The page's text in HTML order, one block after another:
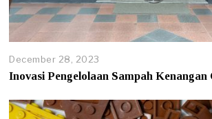
December 28, 2023
Inovasi Pengelolaan Sampah Kenangan